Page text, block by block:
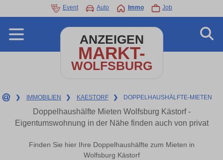
Event Auto Immo Job
ANZEIGEN
MARKT-
WOLFSBURG
❯ IMMOBILIEN ❯ KAESTORF ❯ DOPPELHAUSHÄLFTE-MIETEN
Doppelhaushälfte Mieten Wolfsburg Kästorf -
Eigentumswohnung in der Nähe finden auch von privat
Finden Sie hier Ihre Doppelhaushälfte zum Mieten in
Wolfsburg Kästorf